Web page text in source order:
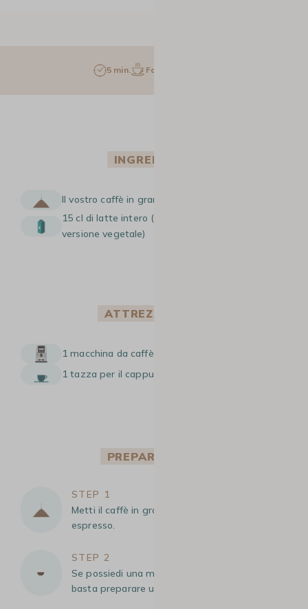
5 min. Facile
INGREDIENTI
Il vostro caffè in grani preferito
15 cl di latte intero (o latte di avena, per la
versione vegetale)
ATTREZZATURA
1 macchina da caffè a grani con lancia vapore
1 tazza per il cappuccino
PREPARAZIONE
STEP 1
Metti il caffè in grani nel tuo macinacaffè per
espresso.
STEP 2
Se possiedi una macchina da caffè automatica,
basta preparare un espresso.